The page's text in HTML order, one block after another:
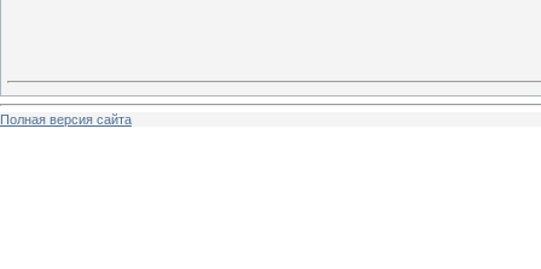
Полная версия сайта